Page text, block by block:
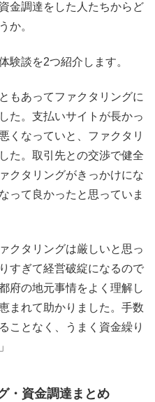
金調達をした人たちからど
か。
験談を2つ紹介します。
もあってファクタリングに
た。支払いサイトが長かっ
くなっていと、ファクタリ
た。取引先との交渉で健全
クタリングがきっかけにな
って良かったと思っていま
クタリングは厳しいと思っ
すぎて経営破綻になるので
府の地元事情をよく理解し
まれて助かりました。手数
ことなく、うまく資金繰り
・資金調達まとめ